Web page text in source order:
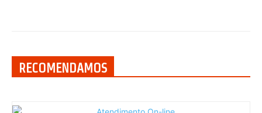
RECOMENDAMOS